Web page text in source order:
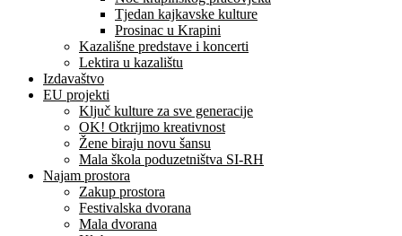
Tjedan kajkavske kulture
Prosinac u Krapini
Kazališne predstave i koncerti
Lektira u kazalištu
Izdavaštvo
EU projekti
Ključ kulture za sve generacije
OK! Otkrijmo kreativnost
Žene biraju novu šansu
Mala škola poduzetništva SI-RH
Najam prostora
Zakup prostora
Festivalska dvorana
Mala dvorana